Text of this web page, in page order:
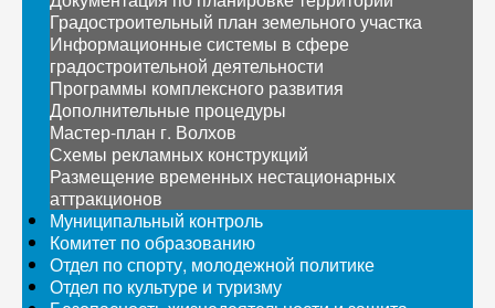
Градостроительный план земельного участка
Информационные системы в сфере
градостроительной деятельности
Программы комплексного развития
Дополнительные процедуры
Мастер-план г. Волхов
Схемы рекламных конструкций
Размещение временных нестационарных
аттракционов
Муниципальный контроль
Комитет по образованию
Отдел по спорту, молодежной политике
Отдел по культуре и туризму